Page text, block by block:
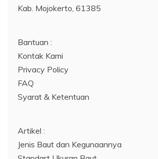
Kab. Mojokerto, 61385
Bantuan :
Kontak Kami
Privacy Policy
FAQ
Syarat & Ketentuan
Artikel :
Jenis Baut dan Kegunaannya